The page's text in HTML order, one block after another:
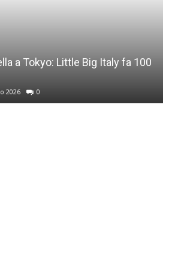
a Tokyo: Little Big Italy fa 100
2026 0